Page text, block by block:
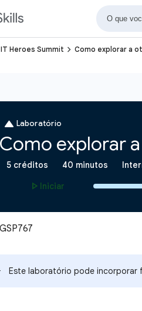
IT Heroes Summit navigate_next Como explorar a
Este laboratório pode incorporar